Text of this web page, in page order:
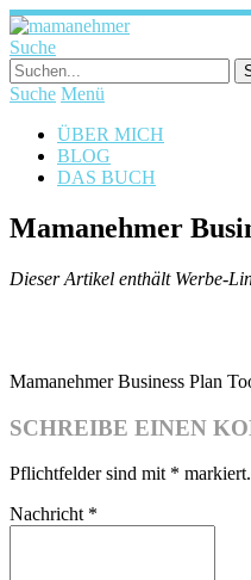
Suche
Suche Menü
ÜBER MICH
BLOG
DAS BUCH
Mamanehmer
Dieser Artikel enthält Werbe-
Mamanehmer Business Plan
SCHREIBE EINEN
Pflichtfelder sind mit * markiert.
Nachricht *